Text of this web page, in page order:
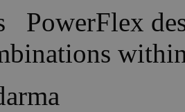
PowerFlex